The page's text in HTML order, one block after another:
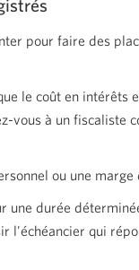
pour faire des
le coût en
à un
ou une
durée
qui